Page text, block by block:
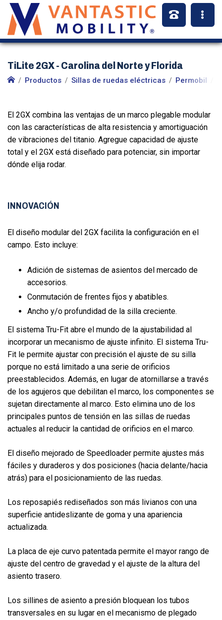
TiLite 2GX - Carolina del Norte y Florida
Productos Sillas de ruedas eléctricas Permobil
El 2GX combina las ventajas de un marco plegable modular
con las características de alta resistencia y amortiguación
de vibraciones del titanio. Agregue capacidad de ajuste
total y el 2GX está diseñado para potenciar, sin importar
dónde elija rodar.
INNOVACIÓN
El diseño modular del 2GX facilita la configuración en el
campo. Esto incluye:
Adición de sistemas de asientos del mercado de
accesorios.
Conmutación de frentes fijos y abatibles.
Ancho y/o profundidad de la silla creciente.
El sistema Tru-Fit abre el mundo de la ajustabilidad al
incorporar un mecanismo de ajuste infinito. El sistema Tru-
Fit le permite ajustar con precisión el ajuste de su silla
porque no está limitado a una serie de orificios
preestablecidos. Además, en lugar de atornillarse a través
de los agujeros que debilitan el marco, los componentes se
sujetan directamente al marco. Esto elimina uno de los
principales puntos de tensión en las sillas de ruedas
actuales al reducir la cantidad de orificios en el marco.
El diseño mejorado de Speedloader permite ajustes más
fáciles y duraderos y dos posiciones (hacia delante/hacia
atrás) para el posicionamiento de las ruedas.
Los reposapiés rediseñados son más livianos con una
superficie antideslizante de goma y una apariencia
actualizada.
La placa de eje curvo patentada permite el mayor rango de
ajuste del centro de gravedad y el ajuste de la altura del
asiento trasero.
Los sillines de asiento a presión bloquean los tubos
transversales en su lugar en el mecanismo de plegado